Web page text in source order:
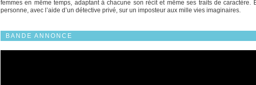
femmes en même temps, adaptant à chacune son récit et même ses traits de caractère.
personne, avec l’aide d’un détective privé, sur un imposteur aux mille vies imaginaires.
BANDE ANNONCE